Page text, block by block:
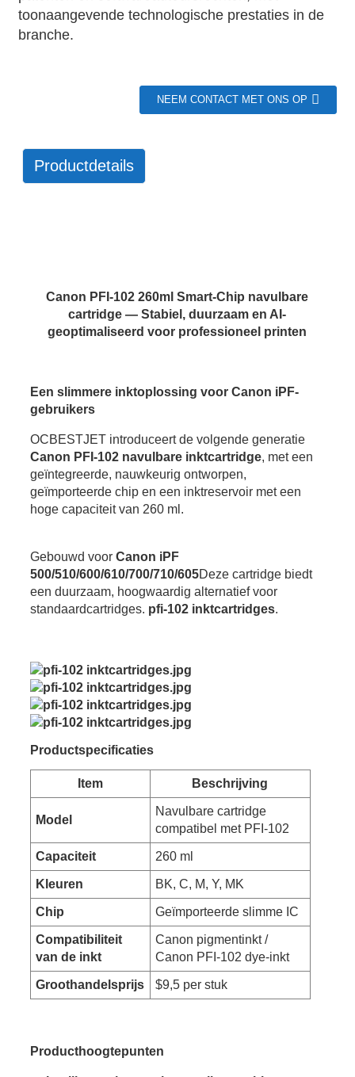
toonaangevende technologische prestaties in de
branche.
NEEM CONTACT MET ONS OP
Productdetails
Canon PFI-102 260ml Smart-Chip navulbare
cartridge — Stabiel, duurzaam en AI-
geoptimaliseerd voor professioneel printen
Een slimmere inktoplossing voor Canon iPF-
gebruikers
OCBESTJET introduceert de volgende generatie
Canon PFI-102 navulbare inktcartridge, met een
geïntegreerde, nauwkeurig ontworpen,
geïmporteerde chip en een inktreservoir met een
hoge capaciteit van 260 ml.
Gebouwd voor Canon iPF
500/510/600/610/700/710/605Deze cartridge biedt
een duurzaam, hoogwaardig alternatief voor
standaardcartridges. pfi-102 inktcartridges.
Productspecificaties
Item Beschrijving
Model
Navulbare cartridge
compatibel met PFI-102
Capaciteit 260 ml
Kleuren BK, C, M, Y, MK
Chip Geïmporteerde slimme IC
Compatibiliteit
van de inkt
Canon pigmentinkt /
Canon PFI-102 dye-inkt
Groothandelsprijs $9,5 per stuk
Producthoogtepunten